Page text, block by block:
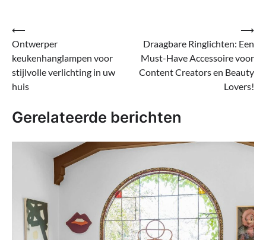
Bericht
navigatie
⟵
Ontwerper
keukenhanglampen voor
stijlvolle verlichting in uw
huis
Draagbare Ringlichten: Een
Must-Have Accessoire voor
Content Creators en Beauty
Lovers!
⟶
Gerelateerde berichten